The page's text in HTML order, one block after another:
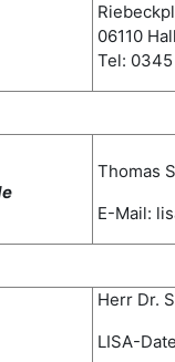
06110
Tel:
Thomas
E-Mail:
Herr Dr.
LISA-